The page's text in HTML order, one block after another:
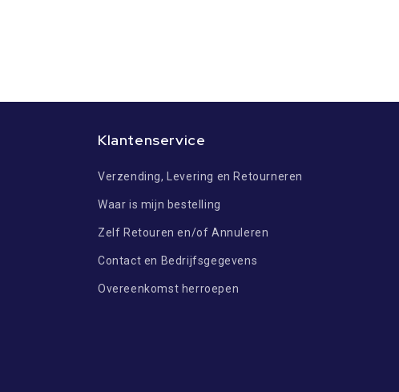
Klantenservice
Verzending, Levering en Retourneren
Waar is mijn bestelling
Zelf Retouren en/of Annuleren
Contact en Bedrijfsgegevens
Overeenkomst herroepen